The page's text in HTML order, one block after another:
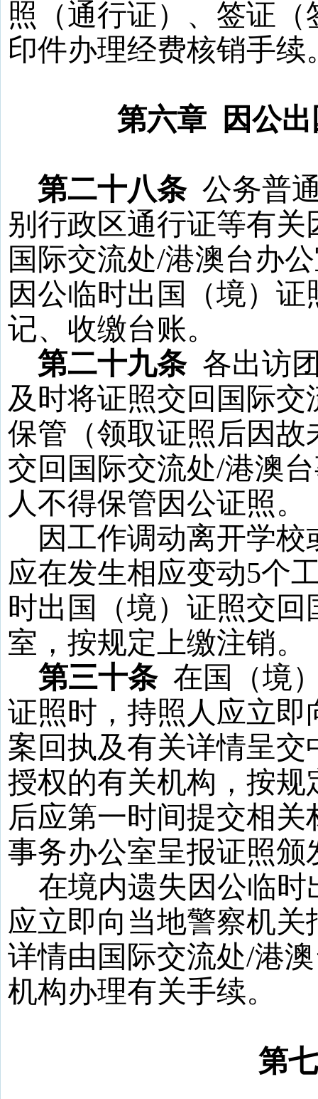
照（通行证）、签证
印件办理经费核销手续
第六章 因公
第二十八条 公务普
别行政区通行证等有
国际交流处/港澳台办
因公临时出国（境）
记、收缴台账。
第二十九条 各出访
及时将证照交回国际交
保管（领取证照后因
交回国际交流处/港澳
人不得保管因公证照。
因工作调动离开学校
应在发生相应变动5个
时出国（境）证照交回
室，按规定上缴注销。
第三十条 在国（境
证照时，持照人应立
案回执及有关详情呈
授权的有关机构，按
后应第一时间提交相
事务办公室呈报证照
在境内遗失因公临
应立即向当地警察机
详情由国际交流处/港
机构办理有关手续。
第